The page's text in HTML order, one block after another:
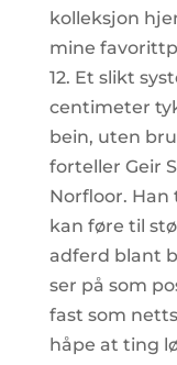
kolleksjon
mine
12. Et slikt
centimeter
bein, uten
forteller Geir
Norfloor.
kan føre til
adferd blant
ser på som
fast som
håpe at ting